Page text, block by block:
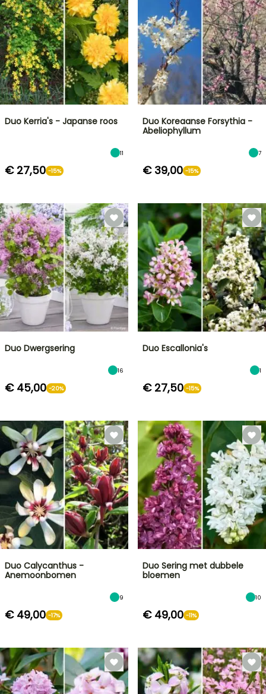
Duo Kerria's - Japanse roos
11
€ 27,50 -15%
Duo Koreaanse Forsythia -
Abeliophyllum
7
€ 39,00 -15%
Duo Dwergsering
16
€ 45,00 -20%
Duo Escallonia's
1
€ 27,50 -15%
Duo Calycanthus -
Anemoonbomen
9
€ 49,00 -17%
Duo Sering met dubbele
bloemen
10
€ 49,00 -11%